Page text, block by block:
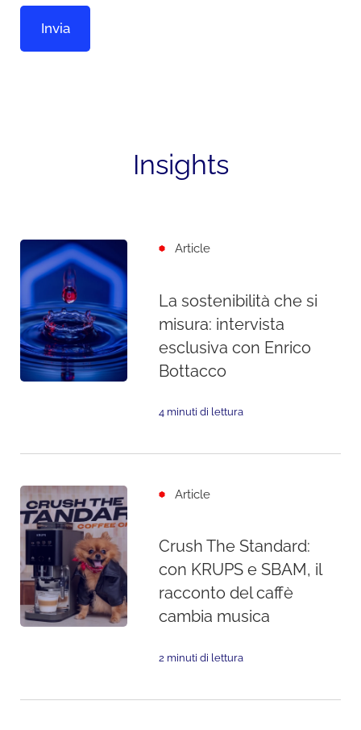
Insights
Article
La sostenibilità che si
misura: intervista
esclusiva con Enrico
Bottacco
4 minuti di lettura
Article
Crush The Standard:
con KRUPS e SBAM, il
racconto del caffè
cambia musica
2 minuti di lettura